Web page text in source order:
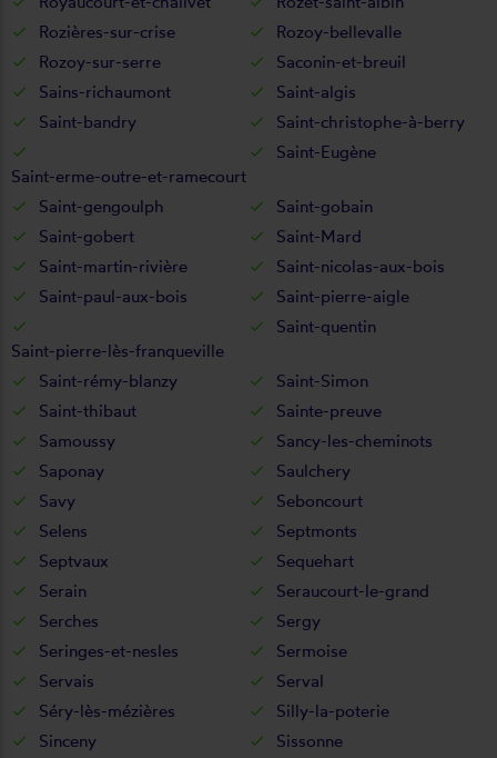
Rozières-sur-crise
Rozoy-bellevalle
Rozoy-sur-serre
Saconin-et-breuil
Sains-richaumont
Saint-algis
Saint-bandry
Saint-christophe-à-berry
Saint-erme-outre-et-ramecourt
Saint-Eugène
Saint-gengoulph
Saint-gobain
Saint-gobert
Saint-Mard
Saint-martin-rivière
Saint-nicolas-aux-bois
Saint-paul-aux-bois
Saint-pierre-aigle
Saint-pierre-lès-franqueville
Saint-quentin
Saint-rémy-blanzy
Saint-Simon
Saint-thibaut
Sainte-preuve
Samoussy
Sancy-les-cheminots
Saponay
Saulchery
Savy
Seboncourt
Selens
Septmonts
Septvaux
Sequehart
Serain
Seraucourt-le-grand
Serches
Sergy
Seringes-et-nesles
Sermoise
Servais
Serval
Séry-lès-mézières
Silly-la-poterie
Sinceny
Sissonne